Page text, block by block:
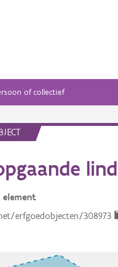
of collectief
element
erfgoedobjecten/308973